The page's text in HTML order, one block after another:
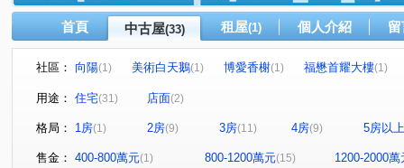
首頁 中古屋(33) 租屋(1) 個人介紹
社區： 向陽(1) 美術白天鵝(1) 博愛香榭(1) 福懋首耀大樓(1)
宇宙國大廈
當代歌德大樓
(1) (1) 卡第亞大廈 (1) 艾美館(1)
長谷蓮清大樓(1) 鳳凰甘露大樓區(1) 旺時代 (1)
鄰語堂
用途： 住宅(31) 店面(2)
格局： 1房(1) 2房(9) 3房(11) 4房(9) 5房以上
售金： 400-800萬元(1) 800-1200萬元(15) 1200-2000萬